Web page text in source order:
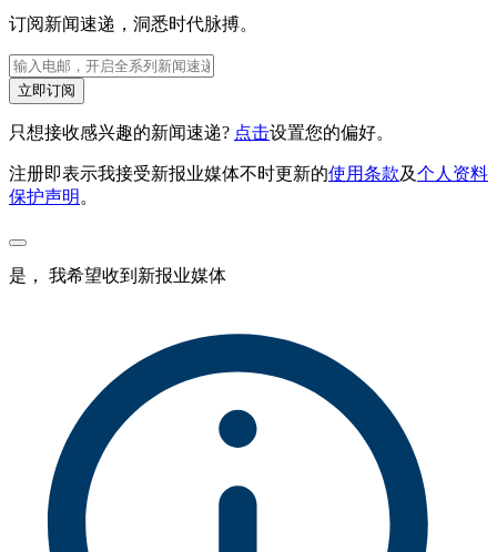
订阅新闻速递，洞悉时代脉搏。
立即订阅
只想接收感兴趣的新闻速递? 点击设置您的偏好。
注册即表示我接受新报业媒体不时更新的使用条款及个人资料
保护声明 。
是， 我希望收到新报业媒体